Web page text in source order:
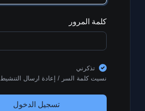
كلمة المرور
تذكرني
نسيت كلمة السر / إعادة ارسال التنشيط
تسجيل الدخول